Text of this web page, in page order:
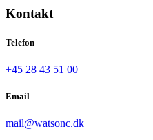
Kontakt
Telefon
+45 28 43 51 00
Email
mail@watsonc.dk